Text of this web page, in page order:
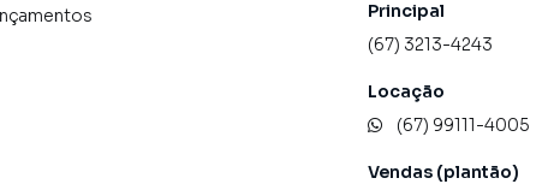
treinados e uma central de atendimento preparada para
Principal
(67) 3213-4243
Locação
(67) 99111-4005
Vendas (plantão)